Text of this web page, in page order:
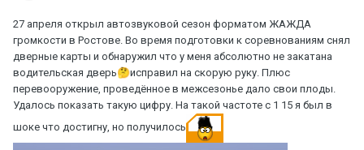
27 апреля открыл автозвуковой сезон форматом ЖАЖДА
громкости в Ростове. Во время подготовки к соревнованиям снял
дверные карты и обнаружил что у меня абсолютно не закатана
водительская дверь🤔исправил на скорую руку. Плюс
перевооружение, проведённое в межсезонье дало свои плоды.
Удалось показать такую цифру. На такой частоте с 1 15 я был в
шоке что достигну, но получилось